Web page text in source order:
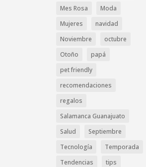
Mes Rosa
Moda
Mujeres
navidad
Noviembre
octubre
Otoño
papá
pet friendly
recomendaciones
regalos
Salamanca Guanajuato
Salud
Septiembre
Tecnología
Temporada
Tendencias
tips